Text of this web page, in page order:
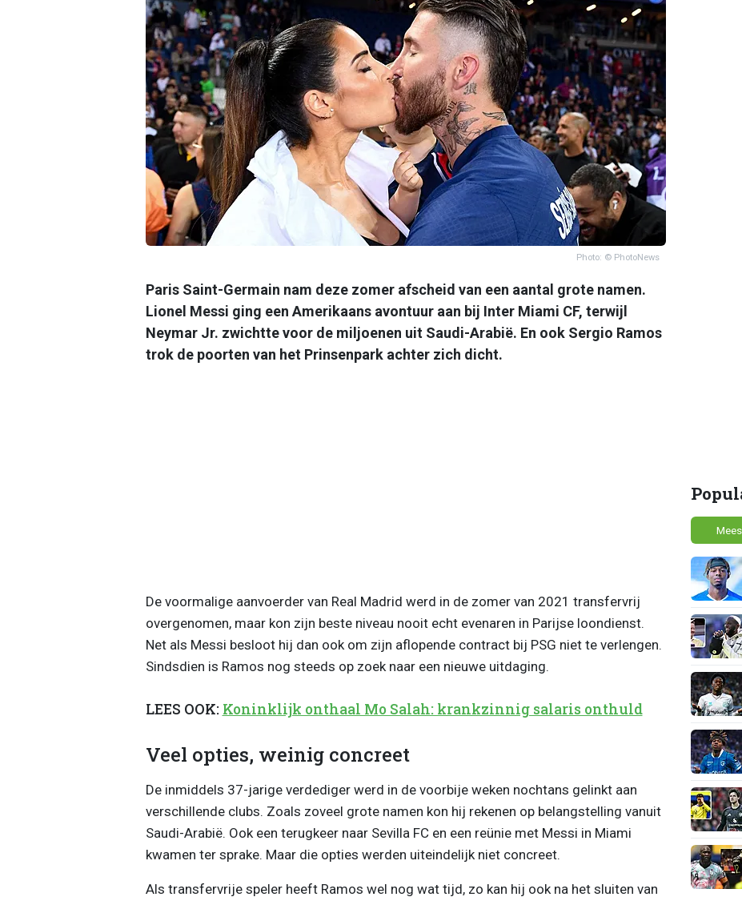
Photo: © PhotoNews
Paris Saint-Germain nam deze zomer afscheid van een aantal grote namen.
Lionel Messi ging een Amerikaans avontuur aan bij Inter Miami CF, terwijl
Neymar Jr. zwichtte voor de miljoenen uit Saudi-Arabië. En ook Sergio Ramos
trok de poorten van het Prinsenpark achter zich dicht.
De voormalige aanvoerder van Real Madrid werd in de zomer van 2021 transfervrij
overgenomen, maar kon zijn beste niveau nooit echt evenaren in Parijse loondienst.
Net als Messi besloot hij dan ook om zijn aflopende contract bij PSG niet te verlengen.
Sindsdien is Ramos nog steeds op zoek naar een nieuwe uitdaging.
LEES OOK: Koninklijk onthaal Mo Salah: krankzinnig salaris onthuld
Veel opties, weinig concreet
De inmiddels 37-jarige verdediger werd in de voorbije weken nochtans gelinkt aan
verschillende clubs. Zoals zoveel grote namen kon hij rekenen op belangstelling vanuit
Saudi-Arabië. Ook een terugkeer naar Sevilla FC en een reünie met Messi in Miami
kwamen ter sprake. Maar die opties werden uiteindelijk niet concreet.
Als transfervrije speler heeft Ramos wel nog wat tijd, zo kan hij ook na het sluiten van